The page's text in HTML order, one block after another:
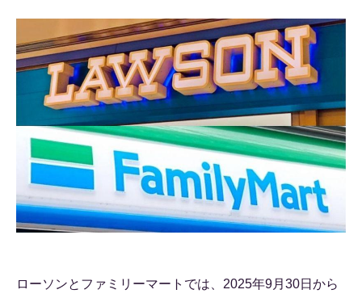
ローソンとファミリーマートでは、2025年9月30日から